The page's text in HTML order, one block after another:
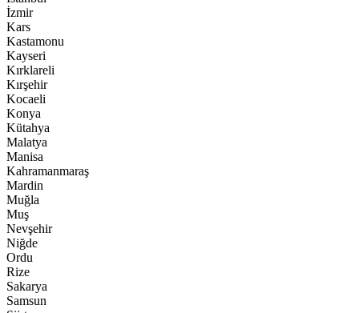
İzmir
Kars
Kastamonu
Kayseri
Kırklareli
Kırşehir
Kocaeli
Konya
Kütahya
Malatya
Manisa
Kahramanmaraş
Mardin
Muğla
Muş
Nevşehir
Niğde
Ordu
Rize
Sakarya
Samsun